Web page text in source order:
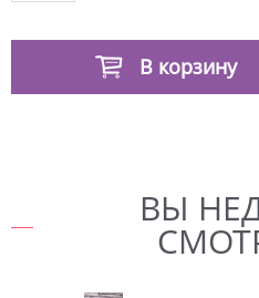
В корзину
ВЫ